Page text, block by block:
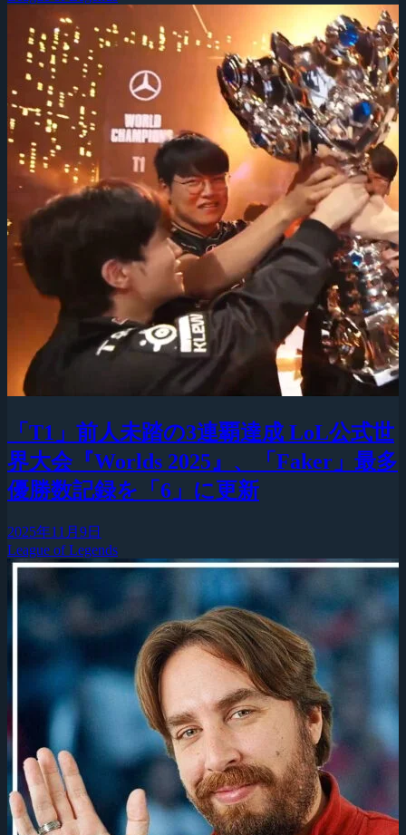
「T1」前人未踏の3連覇達成 LoL公式世
界大会『Worlds 2025』、「Faker」最多
優勝数記録を「6」に更新
2025年11月9日
League of Legends